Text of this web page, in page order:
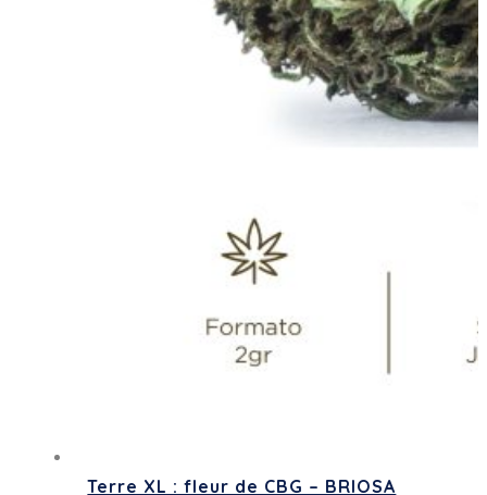
Terre XL : fleur de CBG – BRIOSA